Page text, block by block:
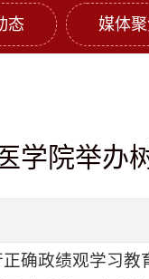
态 媒体
学院举办
确政绩观学习